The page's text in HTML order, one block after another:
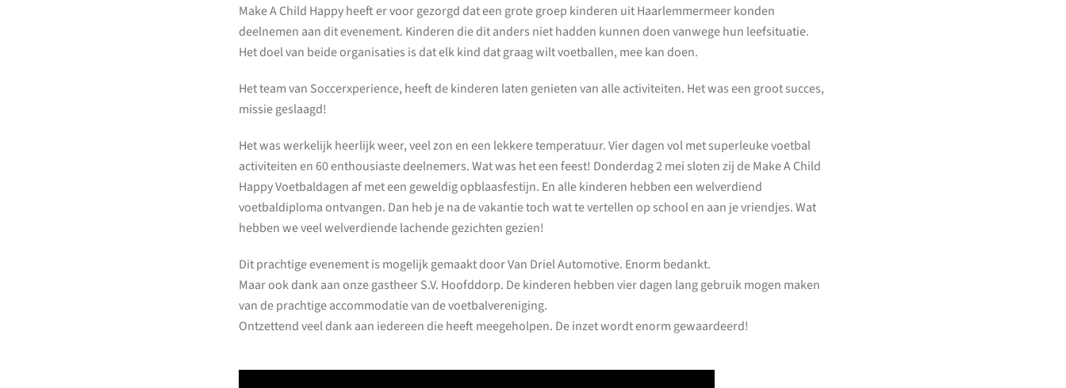
Make A Child Happy heeft er voor gezorgd dat een grote groep kinderen uit Haarlemmermeer konden
deelnemen aan dit evenement. Kinderen die dit anders niet hadden kunnen doen vanwege hun leefsituatie.
Het doel van beide organisaties is dat elk kind dat graag wilt voetballen, mee kan doen.
Het team van Soccerxperience, heeft de kinderen laten genieten van alle activiteiten. Het was een groot succes,
missie geslaagd!
Het was werkelijk heerlijk weer, veel zon en een lekkere temperatuur. Vier dagen vol met superleuke voetbal
activiteiten en 60 enthousiaste deelnemers. Wat was het een feest! Donderdag 2 mei sloten zij de Make A Child
Happy Voetbaldagen af met een geweldig opblaasfestijn. En alle kinderen hebben een welverdiend
voetbaldiploma ontvangen. Dan heb je na de vakantie toch wat te vertellen op school en aan je vriendjes. Wat
hebben we veel welverdiende lachende gezichten gezien!
Dit prachtige evenement is mogelijk gemaakt door Van Driel Automotive. Enorm bedankt.
Maar ook dank aan onze gastheer S.V. Hoofddorp. De kinderen hebben vier dagen lang gebruik mogen maken
van de prachtige accommodatie van de voetbalvereniging.
Ontzettend veel dank aan iedereen die heeft meegeholpen. De inzet wordt enorm gewaardeerd!